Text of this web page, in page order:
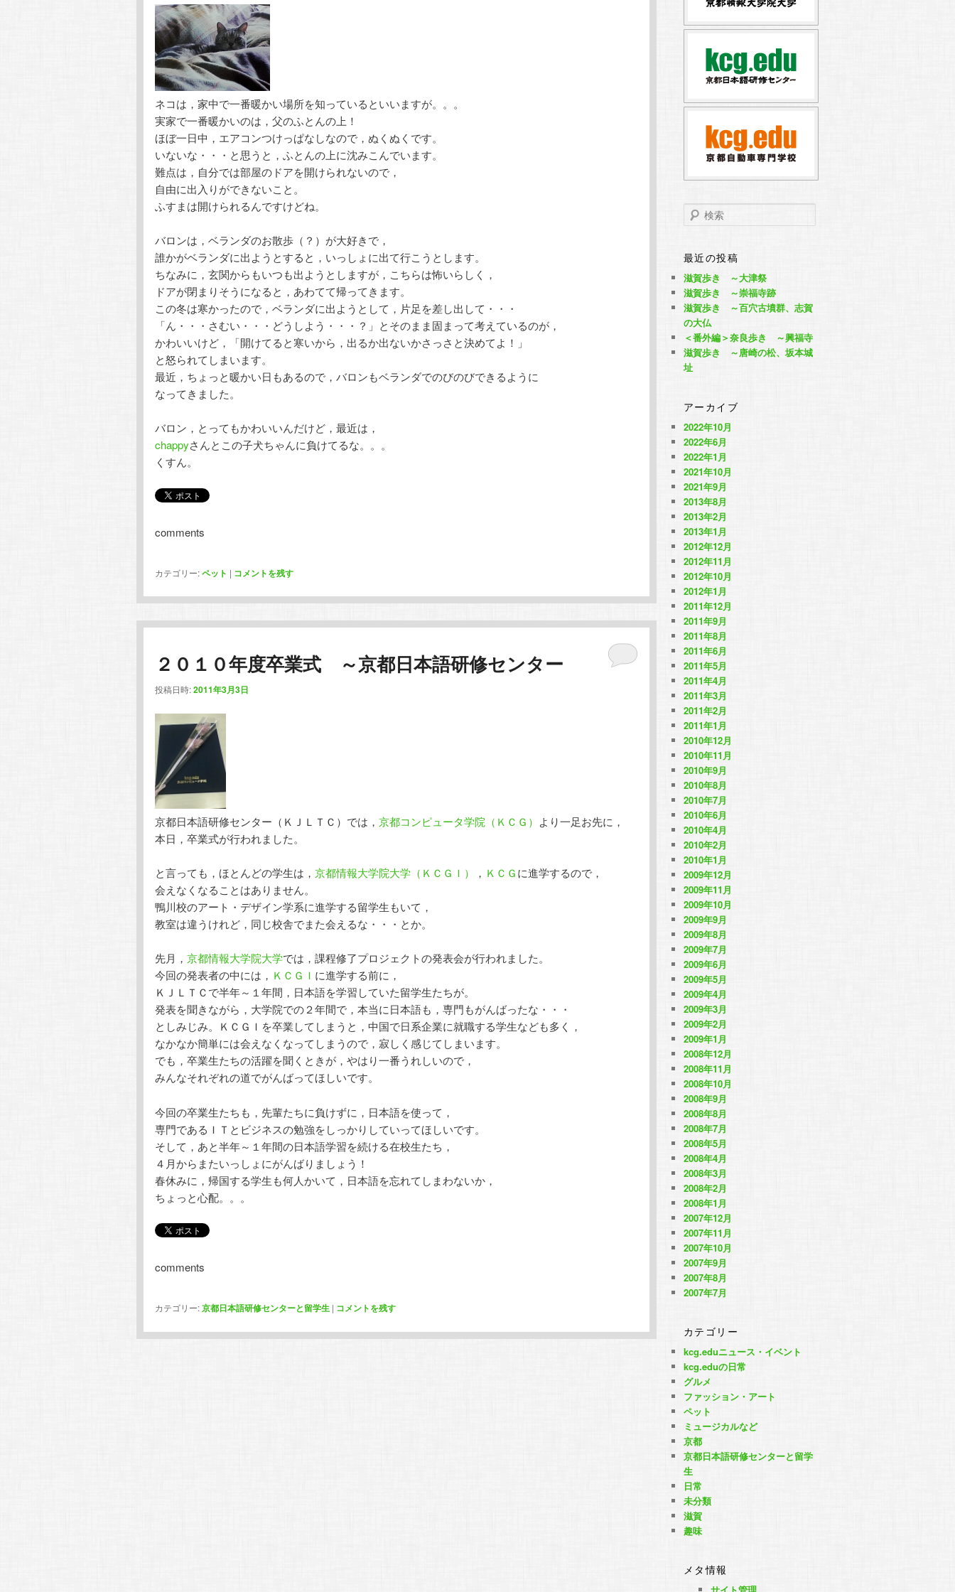
テ
ン
ツ
へ
移
動
ン
ツ
へ
移
動
ネコは，家中で一番暖かい場所を知っているといいますが。。。
実家で一番暖かいのは，父のふとんの上！
ほぼ一日中，エアコンつけっぱなしなので，ぬくぬくです。
いないな・・・と思うと，ふとんの上に沈みこんでいます。
難点は，自分では部屋のドアを開けられないので，
自由に出入りができないこと。
ふすまは開けられるんですけどね。
バロンは，ベランダのお散歩（？）が大好きで，
誰かがベランダに出ようとすると，いっしょに出て行こうとします。
ちなみに，玄関からもいつも出ようとしますが，こちらは怖いらしく，
ドアが閉まりそうになると，あわてて帰ってきます。
この冬は寒かったので，ベランダに出ようとして，片足を差し出して・・・
「ん・・・さむい・・・どうしよう・・・？」とそのまま固まって考えているのが，
かわいいけど，「開けてると寒いから，出るか出ないかさっさと決めてよ！」
と怒られてしまいます。
最近，ちょっと暖かい日もあるので，バロンもベランダでのびのびできるように
なってきました。
バロン，とってもかわいいんだけど，最近は，
chappyさんとこの子犬ちゃんに負けてるな。。。
くすん。
comments
カテゴリー:ペット | コメントを残す
２０１０年度卒業式 ～京都日本語研修センター
投稿日時:2011年3月3日
京都日本語研修センター（ＫＪＬＴＣ）では， 京都コンピュータ学院（ＫＣＧ） より一足お先に，
本日，卒業式が行われました。
と言っても，ほとんどの学生は， 京都情報大学院大学（ＫＣＧＩ） ， ＫＣＧに進学するので，
会えなくなることはありません。
鴨川校のアート・デザイン学系に進学する留学生もいて，
教室は違うけれど，同じ校舎でまた会えるな・・・とか。
先月， 京都情報大学院大学では，課程修了プロジェクトの発表会が行われました。
今回の発表者の中には， ＫＣＧＩ に進学する前に，
ＫＪＬＴＣで半年～１年間，日本語を学習していた留学生たちが。
発表を聞きながら，大学院での２年間で，本当に日本語も，専門もがんばったな・・・
としみじみ。ＫＣＧＩを卒業してしまうと，中国で日系企業に就職する学生なども多く，
なかなか簡単には会えなくなってしまうので，寂しく感じてしまいます。
でも，卒業生たちの活躍を聞くときが，やはり一番うれしいので，
みんなそれぞれの道でがんばってほしいです。
今回の卒業生たちも，先輩たちに負けずに，日本語を使って，
専門であるＩＴとビジネスの勉強をしっかりしていってほしいです。
そして，あと半年～１年間の日本語学習を続ける在校生たち，
４月からまたいっしょにがんばりましょう！
春休みに，帰国する学生も何人かいて，日本語を忘れてしまわないか，
ちょっと心配。。。
comments
カテゴリー:京都日本語研修センターと留学生 | コメントを残す
検
索
最近の投稿
滋賀歩き ～大津祭
滋賀歩き ～崇福寺跡
滋賀歩き ～百穴古墳群、志賀
の大仏
＜番外編＞奈良歩き ～興福寺
滋賀歩き ～唐崎の松、坂本城
址
アーカイブ
2022年10月
2022年6月
2022年1月
2021年10月
2021年9月
2013年8月
2013年2月
2013年1月
2012年12月
2012年11月
2012年10月
2012年1月
2011年12月
2011年9月
2011年8月
2011年6月
2011年5月
2011年4月
2011年3月
2011年2月
2011年1月
2010年12月
2010年11月
2010年9月
2010年8月
2010年7月
2010年6月
2010年4月
2010年2月
2010年1月
2009年12月
2009年11月
2009年10月
2009年9月
2009年8月
2009年7月
2009年6月
2009年5月
2009年4月
2009年3月
2009年2月
2009年1月
2008年12月
2008年11月
2008年10月
2008年9月
2008年8月
2008年7月
2008年5月
2008年4月
2008年3月
2008年2月
2008年1月
2007年12月
2007年11月
2007年10月
2007年9月
2007年8月
2007年7月
カテゴリー
kcg.eduニュース・イベント
kcg.eduの日常
グルメ
ファッション・アート
ペット
ミュージカルなど
京都
京都日本語研修センターと留学
生
日常
未分類
滋賀
趣味
メタ情報